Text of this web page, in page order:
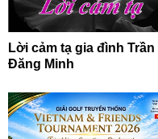
Lời cảm tạ gia đình Trần
Đăng Minh